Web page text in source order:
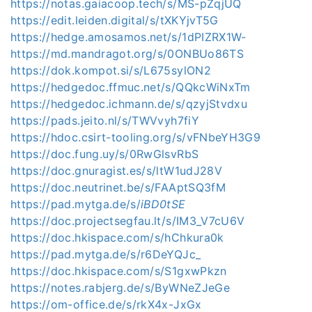
https://notas.gaiacoop.tech/s/MS-pZqjUQ
https://edit.leiden.digital/s/tXKYjvT5G
https://hedge.amosamos.net/s/1dPIZRX1W-
https://md.mandragot.org/s/0ONBUo86TS
https://dok.kompot.si/s/L675sylON2
https://hedgedoc.ffmuc.net/s/QQkcWiNxTm
https://hedgedoc.ichmann.de/s/qzyjStvdxu
https://pads.jeito.nl/s/TWVvyh7fiY
https://hdoc.csirt-tooling.org/s/vFNbeYH3G9
https://doc.fung.uy/s/0RwGlsvRbS
https://doc.gnuragist.es/s/ltW1udJ28V
https://doc.neutrinet.be/s/FAAptSQ3fM
https://pad.mytga.de/s/iBD0tSE
https://doc.projectsegfau.lt/s/IM3_V7cU6V
https://doc.hkispace.com/s/hChkura0k
https://pad.mytga.de/s/r6DeYQJc_
https://doc.hkispace.com/s/S1gxwPkzn
https://notes.rabjerg.de/s/ByWNeZJeGe
https://om-office.de/s/rkX4x-JxGx